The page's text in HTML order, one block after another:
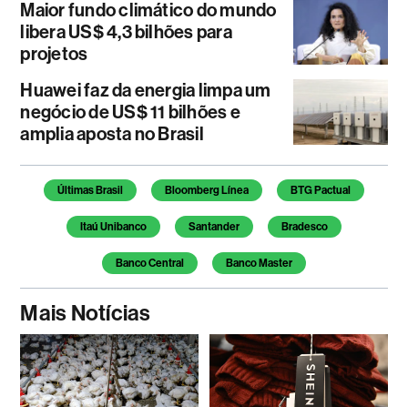
Maior fundo climático do mundo
libera US$ 4,3 bilhões para
projetos
Huawei faz da energia limpa um
negócio de US$ 11 bilhões e
amplia aposta no Brasil
Temas deste artigo
Últimas Brasil Bloomberg Línea BTG Pactual
Itaú Unibanco Santander Bradesco
Banco Central Banco Master
Mais Notícias